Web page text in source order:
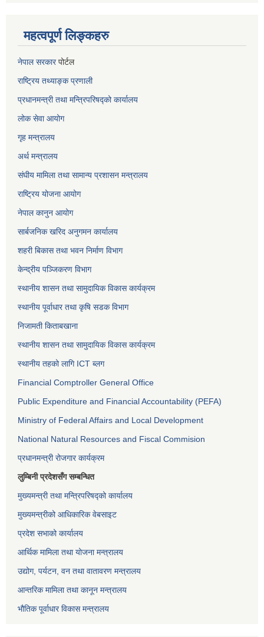
महत्वपूर्ण लिङ्कहरु
नेपाल सरकारपोर्टल
राष्ट्रिय तथ्याङ्क प्रणाली
प्रधानमन्त्री तथा मन्त्रिपरिषद्को कार्यालय
लोक सेवाआयोग
गृह मन्त्रालय
अर्थ मन्त्रालय
संघीय मामिला तथा सामान्य प्रशासन मन्त्रालय
राष्ट्रिय योजना आयोग
नेपाल कानुन आयोग
सार्बजनिक खरिद अनुगमन कार्यालय
शहरी बिकास तथा भवन निर्माण विभाग
केन्द्रीय पञ्जिकरण विभाग
स्थानीय शासन तथा सामुदायिक विकास कार्यक्रम
स्थानीय पूर्वाधार तथा कृषि सडक विभाग
निजामती किताबखाना
स्थानीय शासन तथा सामुदायिक विकास कार्यक्रम
स्थानीय तहको लागि ICT ब्लग
Financial Comptroller General Office
Public Expenditure and Financial Accountability (PEFA)
Ministry of Federal Affairs and Local Development
National Natural Resources and Fiscal Commision
प्रधानमन्त्री रोजगार कार्यक्रम
लुम्बिनी प्रदेशसँग सम्बन्धित
मुख्यमन्त्री तथा मन्त्रिपरिषद्को कार्यालय
मुख्यमन्त्रीको आधिकारिक वेबसाइट
प्रदेश सभाको कार्यालय
आर्थिक मामिला तथा योजना मन्त्रालय
उद्योग, पर्यटन, वन तथा वातावरण मन्त्रालय
आन्तरिक मामिला तथा कानून मन्त्रालय
भौतिक पूर्वाधार विकास मन्त्रालय